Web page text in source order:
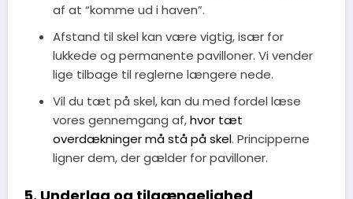
af at “komme ud i haven”.
Afstand til skel kan være vigtig, især for
lukkede og permanente pavilloner. Vi vender
lige tilbage til reglerne længere nede.
Vil du tæt på skel, kan du med fordel læse
vores gennemgang af,hvor tæt
overdækninger må stå på skel. Principperne
ligner dem, der gælder for pavilloner.